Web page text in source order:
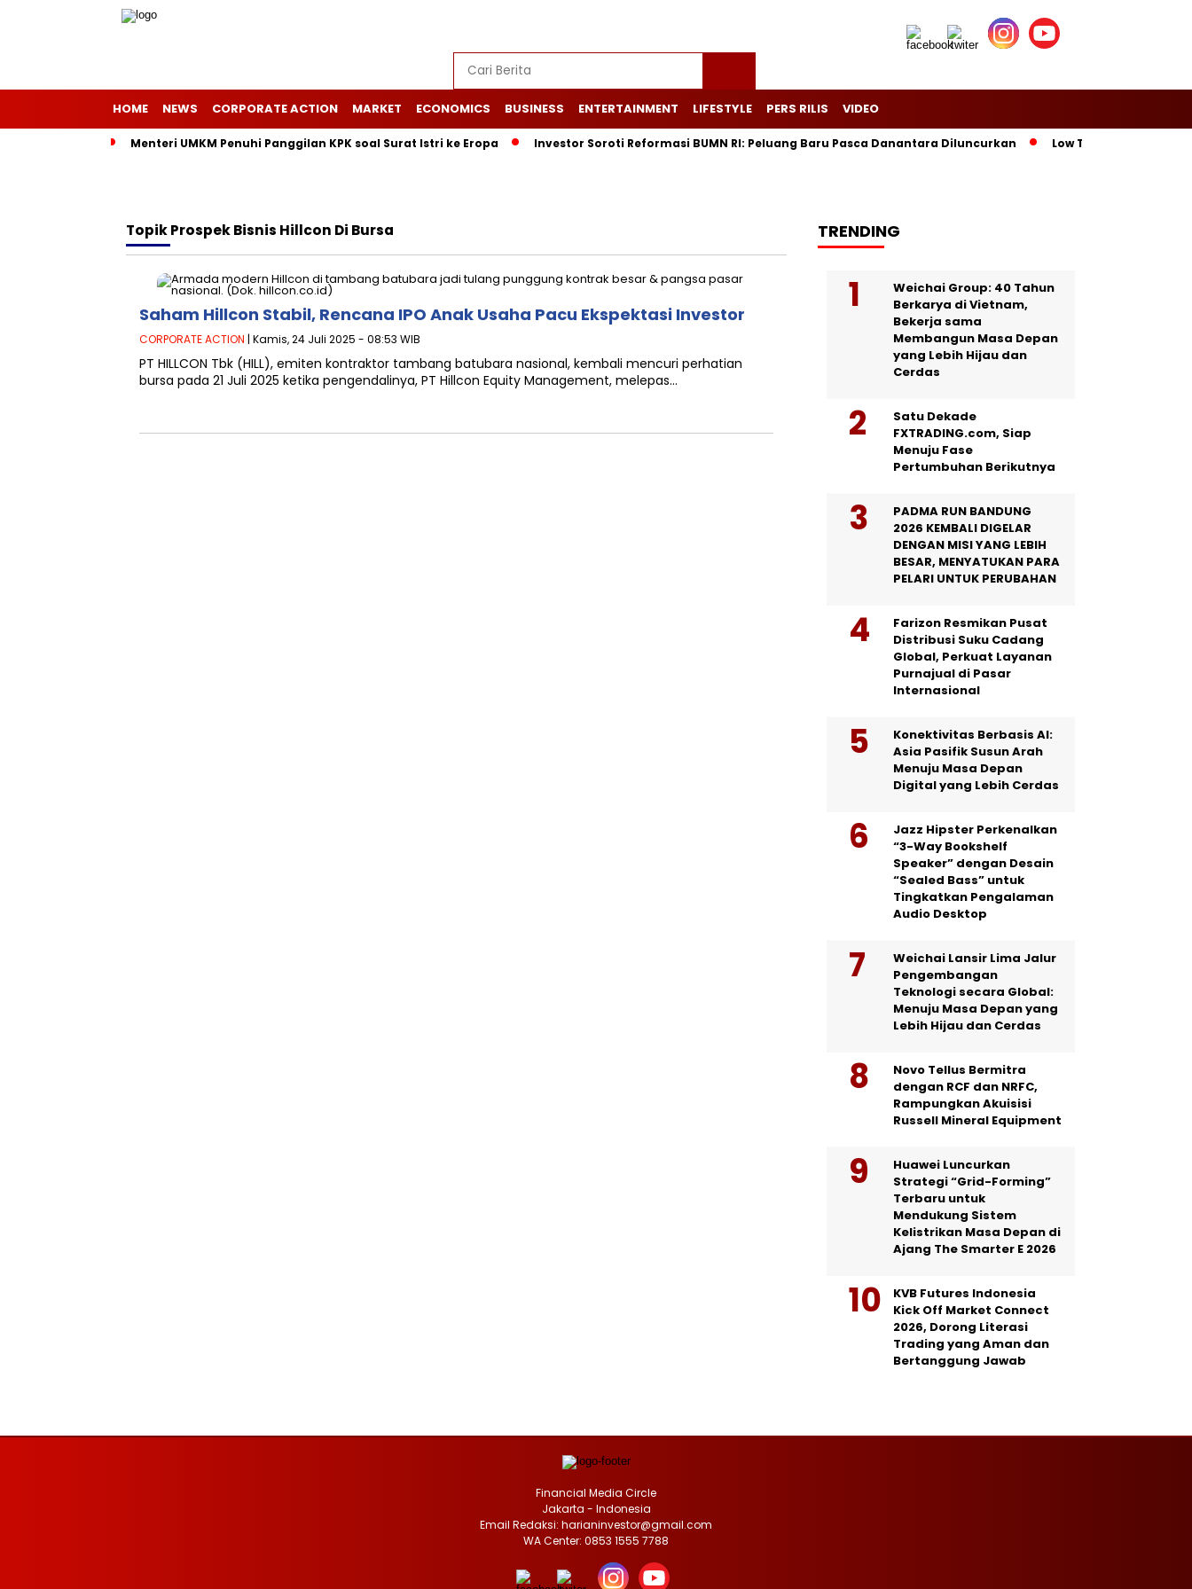
HOME NEWS CORPORATE ACTION MARKET ECONOMICS BUSINESS ENTERTAINMENT LIFESTYLE PERS RILIS VIDEO
Menteri UMKM Penuhi Panggilan KPK soal Surat Istri ke Eropa Investor Soroti Reformasi BUMN RI: Peluang Baru Pasca Danantara Diluncurkan Low Tuck Kwong
TopikProspek Bisnis Hillcon Di Bursa
Saham Hillcon Stabil, Rencana IPO Anak Usaha Pacu Ekspektasi Investor
CORPORATE ACTION | Kamis, 24 Juli 2025 - 08:53 WIB
PT HILLCON Tbk (HILL), emiten kontraktor tambang batubara nasional, kembali mencuri perhatian
bursa pada 21 Juli 2025 ketika pengendalinya, PT Hillcon Equity Management, melepas…
TRENDING
Weichai Group: 40 Tahun
Berkarya di Vietnam,
Bekerja sama
Membangun Masa Depan
yang Lebih Hijau dan
Cerdas
Satu Dekade
FXTRADING.com, Siap
Menuju Fase
Pertumbuhan Berikutnya
PADMA RUN BANDUNG
2026 KEMBALI DIGELAR
DENGAN MISI YANG LEBIH
BESAR, MENYATUKAN PARA
PELARI UNTUK PERUBAHAN
Farizon Resmikan Pusat
Distribusi Suku Cadang
Global, Perkuat Layanan
Purnajual di Pasar
Internasional
Konektivitas Berbasis AI:
Asia Pasifik Susun Arah
Menuju Masa Depan
Digital yang Lebih Cerdas
Jazz Hipster Perkenalkan
“3-Way Bookshelf
Speaker” dengan Desain
“Sealed Bass” untuk
Tingkatkan Pengalaman
Audio Desktop
Weichai Lansir Lima Jalur
Pengembangan
Teknologi secara Global:
Menuju Masa Depan yang
Lebih Hijau dan Cerdas
Novo Tellus Bermitra
dengan RCF dan NRFC,
Rampungkan Akuisisi
Russell Mineral Equipment
Huawei Luncurkan
Strategi “Grid-Forming”
Terbaru untuk
Mendukung Sistem
Kelistrikan Masa Depan di
Ajang The Smarter E 2026
KVB Futures Indonesia
Kick Off Market Connect
2026, Dorong Literasi
Trading yang Aman dan
Bertanggung Jawab
Financial Media Circle
Jakarta - Indonesia
Email Redaksi: harianinvestor@gmail.com
WA Center: 0853 1555 7788